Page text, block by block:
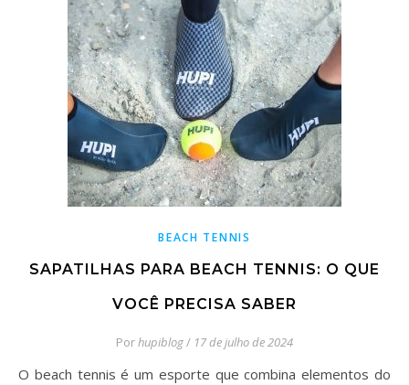
BEACH TENNIS
SAPATILHAS PARA BEACH TENNIS: O QUE
VOCÊ PRECISA SABER
Porhupiblog/ 17 de julho de 2024
O beach tennis é um esporte que combina elementos do